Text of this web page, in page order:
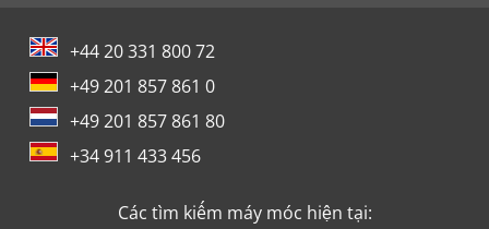
+44 20 331 800 72
+49 201 857 861 0
+49 201 857 861 80
+34 911 433 456
Các tìm kiếm máy móc hiện tại: